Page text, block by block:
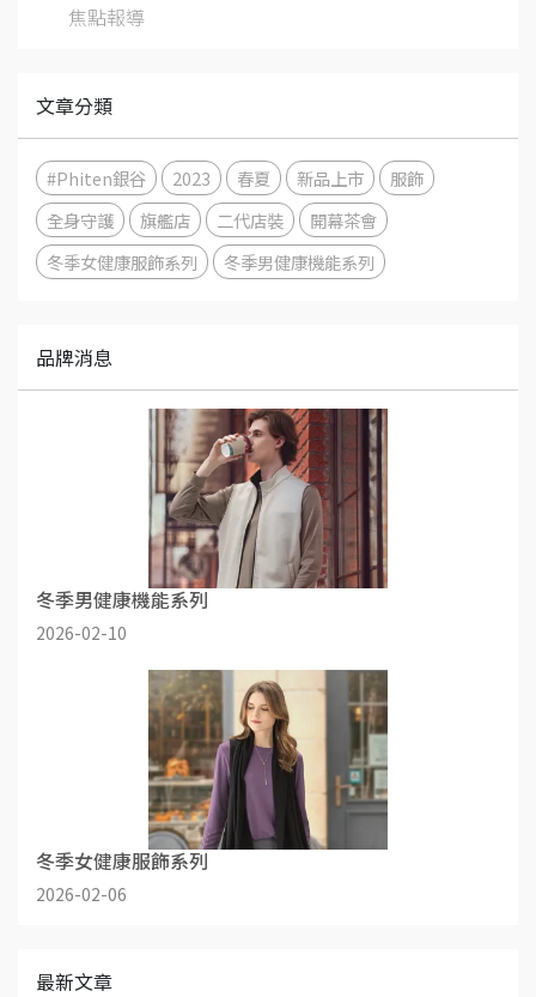
焦點報導
文章分類
#Phiten銀谷 2023 春夏 新品上市
服飾
全身守護
旗艦店 二代店裝
開幕茶會
冬季女健康服飾系列
冬季男健康機能系列
品牌消息
冬季男健康機能系列
2026-02-10
冬季女健康服飾系列
2026-02-06
最新文章